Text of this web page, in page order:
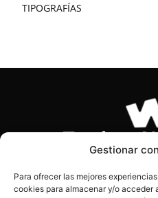
Gestionar
Para ofrecer las mejores
cookies para almacenar y/o acceder
TIPOGRAFÍAS